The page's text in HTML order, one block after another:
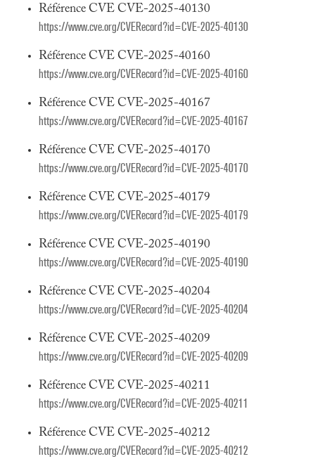
Référence CVE CVE-2025-40130
https://www.cve.org/CVERecord?id=CVE-2025-40130
Référence CVE CVE-2025-40160
https://www.cve.org/CVERecord?id=CVE-2025-40160
Référence CVE CVE-2025-40167
https://www.cve.org/CVERecord?id=CVE-2025-40167
Référence CVE CVE-2025-40170
https://www.cve.org/CVERecord?id=CVE-2025-40170
Référence CVE CVE-2025-40179
https://www.cve.org/CVERecord?id=CVE-2025-40179
Référence CVE CVE-2025-40190
https://www.cve.org/CVERecord?id=CVE-2025-40190
Référence CVE CVE-2025-40204
https://www.cve.org/CVERecord?id=CVE-2025-40204
Référence CVE CVE-2025-40209
https://www.cve.org/CVERecord?id=CVE-2025-40209
Référence CVE CVE-2025-40211
https://www.cve.org/CVERecord?id=CVE-2025-40211
Référence CVE CVE-2025-40212
https://www.cve.org/CVERecord?id=CVE-2025-40212